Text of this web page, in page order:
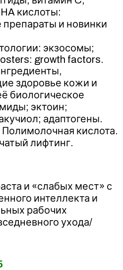
кислоты:
и новинки
экзосомы;
growth factors.
здоровье кожи и
биологическое
эктоин;
адаптогены.
кислота.
лифтинг.
и «слабых мест» с
интеллекта и
рабочих
ухода/